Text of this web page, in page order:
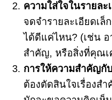
ความใส่ใจในรายละ
จดจำรายละเอียดเ
ได้ดีแค่ไหน? (เช่น
สำคัญ, หรือสิ่งที่คุณเ
การให้ความสำคัญกั
ต้องตัดสินใจเรื่อง